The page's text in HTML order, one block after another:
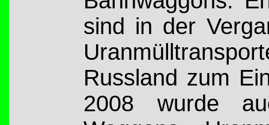
sind in der
Russland zum
2008 wurde